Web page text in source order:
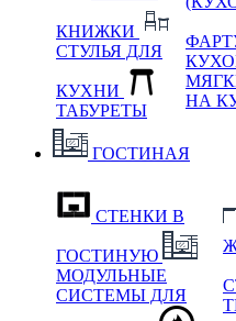
КНИЖКИ
СТУЛЬЯ ДЛЯ
КУХНИ
ТАБУРЕТЫ
НА
ГОСТИНАЯ
СТЕНКИ В
ГОСТИНУЮ
МОДУЛЬНЫЕ
СИСТЕМЫ ДЛЯ